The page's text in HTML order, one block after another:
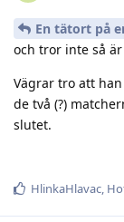
En tätort på
och tror inte så
Vägrar tro att
de två (?)
slutet.
HlinkaHlavac,